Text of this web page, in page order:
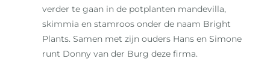
verder te gaan in de potplanten mandevilla,
skimmia en stamroos onder de naam Bright
Plants. Samen met zijn ouders Hans en Simone
runt Donny van der Burg deze firma.